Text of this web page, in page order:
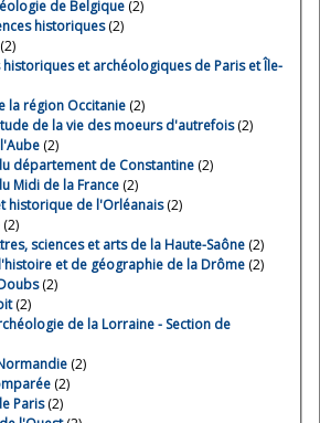
de Belgique (2)
historiques(2)
et archéologiques de Paris et Île-
la région Occitanie (2)
de la vie des moeurs d'autrefois(2)
(2)
département de Constantine (2)
Midi de la France (2)
historique de l'Orléanais(2)
(2)
sciences et arts de la Haute-Saône (2)
et de géographie de la Drôme (2)
(2)
(2)
de la Lorraine - Section de
(2)
(2)
Paris(2)